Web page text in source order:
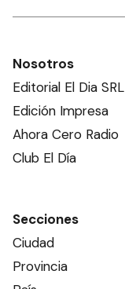
Nosotros
Editorial El Dia SRL
Edición Impresa
Ahora Cero Radio
Club El Día
Secciones
Ciudad
Provincia